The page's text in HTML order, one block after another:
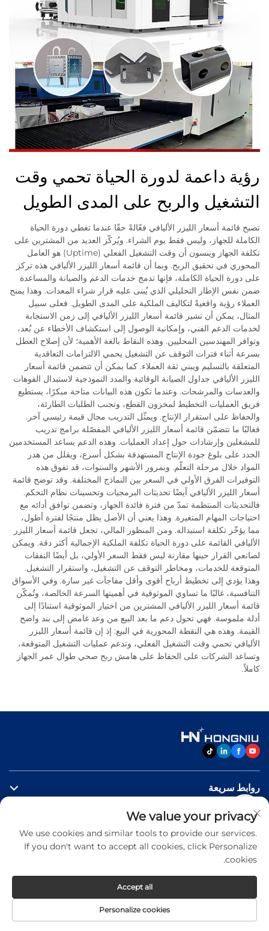
رؤية داعمة لدورة الحياة تحمي وقت
التشغيل والربح على المدى الطويل
تصبح قائمة أسعار الليزر الأليافي فعّالةً حقًا عندما تغطي دورة الحياة
الكاملة للجهاز، وليس فقط يوم الشراء. ويُركّز العديد من المشترين على
تكلفة الجهاز وينسون أن وقت التشغيل الفعلي (Uptime) هو العامل
المحوري في تحقيق الربح. وبما أن قائمة أسعار الليزر الأليافي هذه تركز
على دورة الحياة الكاملة، فإنها تدمج خدمات الدعم والصيانة والمساعدة
ضمن نفس الإطار التحليلي الذي يُبنى عليه قرار شراء المعدات. وهذا يمنح
العملاء رؤية واقعيةً لتكاليف الملكية على المدى الطويل. فعلى سبيل
المثال، يمكن أن تشير قائمة أسعار الليزر الأليافي إلى زمن الاستجابة
لخدمات الدعم الفني، وإمكانية الوصول إلى استكشاف الأخطاء عن بُعد،
وتوافر المهندسين المحليين. وهذه النقاط بالغة الأهمية؛ لأن إصلاح العطل
بسرعة أثناء فترات التوقف عن التشغيل يحمي الالتزامات التعاقدية
المتعلقة بالتسليم ويبني ثقة العملاء. كما يمكن أن تتضمن قائمة أسعار
الليزر الأليافي جداول الصيانة الوقائية والمدد النموذجية لاستبدال الفوهات
والعدسات والمرشحات. وعندما تكون هذه البيانات متاحة مبكرًا، يستطيع
فريق العمليات التخطيط لمخزون القطع، وتجنب الطلبات الطارئة،
والحفاظ على استقرار الإنتاج. ويمثّل التدريب مجال قيمة رئيسي آخر.
فغالبًا ما تتضمّن قائمة أسعار الليزر الأليافي المفصّلة برامج تدريب
للمشغلين وإرشادات حول إعداد العمليات. وهذه الدعم يساعد المستخدمين
الجدد على بلوغ جودة الإنتاج المستهدفة بشكل أسرع، ويقلل من هدر
المواد خلال مرحلة التعلّم. وبمرور الأشهر والسنوات، قد تفوق هذه
التوفيرات الفرق الأولي في السعر بين النماذج المختلفة. وقد توضح قائمة
أسعار الليزر الأليافي أيضًا تحديثات البرمجيات وتحسينات نظام التحكم.
فالتحديثات المنتظمة تمدّ من فترة فائدة الجهاز، وتضمن توافق أدائه مع
احتياجات المهام المتغيرة. وهذا يعني أن الأصل يظل منتجًا لفترة أطول،
مما يؤخّر تكلفة استبداله. ومن المنظور المالي، تجعل قائمة أسعار الليزر
الأليافي القائمة على دورة الحياة تكلفة الملكية الإجمالية أكثر دقة. ويمكن
لصانعي القرار حينها مقارنة ليس فقط السعر الأولي، بل أيضًا النفقات
المتوقعة للخدمات، ومخاطر التوقف عن التشغيل، واستقرار التشغيل.
وهذا يؤدي إلى تخطيط أرباح أقوى وأقل مفاجآت غير سارة. وفي الأسواق
التنافسية، غالبًا ما تساوي الموثوقية في أهميتها السرعة الخالصة، وتُمكّن
قائمة أسعار الليزر الأليافي المشترين من اختيار الموثوقية استنادًا إلى
أدلة ملموسة. فهي تحول دعم ما بعد البيع من وعد غامض إلى بند واضح
القيمة. وهذه هي النقطة المحورية في البيع: إذ إن قائمة أسعار الليزر
الأليافي تحمي وقت التشغيل الفعلي، وتدعم عمليات التشغيل المتوقعة،
وتساعد الشركات على الحفاظ على هامش ربح صحي طوال عمر الجهاز
كاملاً.
روابط سريعة
منتجات
اتصل بنا
Copyright © 2026 Jinan Hongniu Machinery Equipment
We value your privacy
We use cookies and similar tools to provide our services.
If you don't want to accept all cookies, click Personalize
cookies.
Personalize cookies
Accept all